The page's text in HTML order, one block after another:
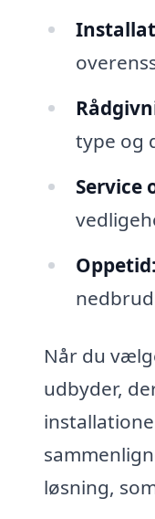
type og
Service
Oppetid:
Når du
udbyder,
løsning,